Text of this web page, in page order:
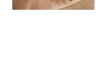
à partir de40,00€